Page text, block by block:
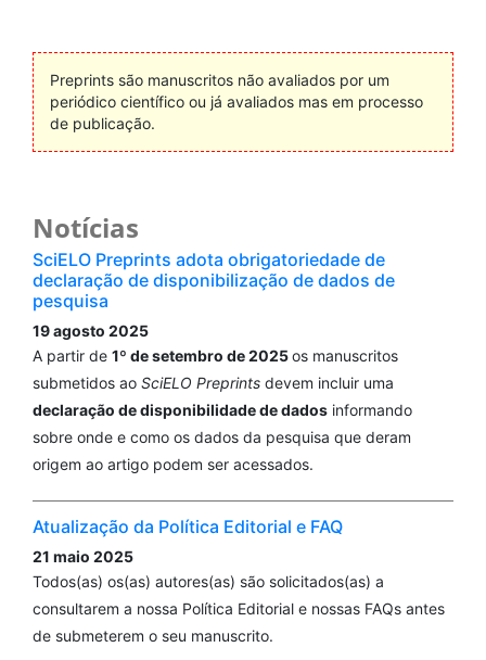
Preprints são manuscritos não avaliados por um
periódico científico ou já avaliados mas em processo
de publicação.
Notícias
SciELO Preprints adota obrigatoriedade de
declaração de disponibilização de dados de
pesquisa
19 agosto 2025
A partir de 1º de setembro de 2025os manuscritos
submetidos ao SciELO Preprints devem incluir uma
declaração de disponibilidade de dados informando
sobre onde e como os dados da pesquisa que deram
origem ao artigo podem ser acessados.
Atualização da Política Editorial e FAQ
21 maio 2025
Todos(as) os(as) autores(as) são solicitados(as) a
consultarem a nossa Política Editorial e nossas FAQs antes
de submeterem o seu manuscrito.